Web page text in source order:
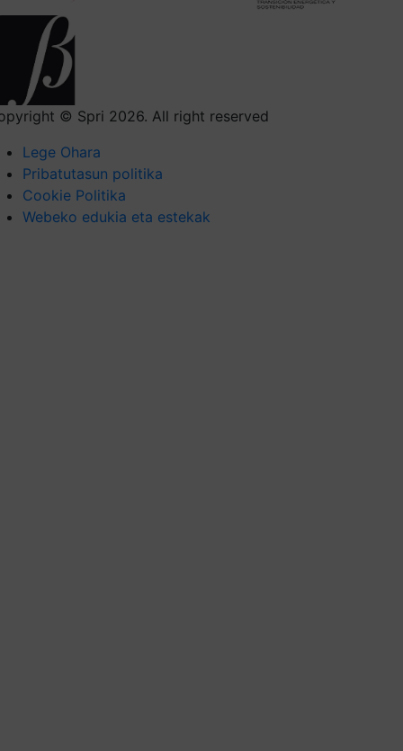
© Spri 2026. All right reserved
Lege Ohara
Pribatutasun politika
Cookie Politika
Webeko edukia eta estekak